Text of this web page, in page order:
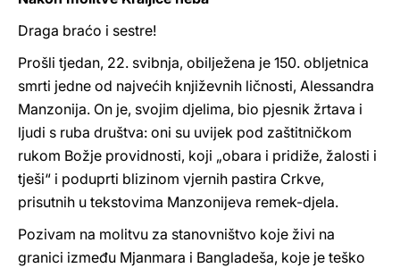
Draga braćo i sestre!
Prošli tjedan, 22. svibnja, obilježena je 150. obljetnica
smrti jedne od najvećih književnih ličnosti, Alessandra
Manzonija. On je, svojim djelima, bio pjesnik žrtava i
ljudi s ruba društva: oni su uvijek pod zaštitničkom
rukom Božje providnosti, koji „obara i pridiže, žalosti i
tješi“ i poduprti blizinom vjernih pastira Crkve,
prisutnih u tekstovima Manzonijeva remek-djela.
Pozivam na molitvu za stanovništvo koje živi na
granici između Mjanmara i Bangladeša, koje je teško